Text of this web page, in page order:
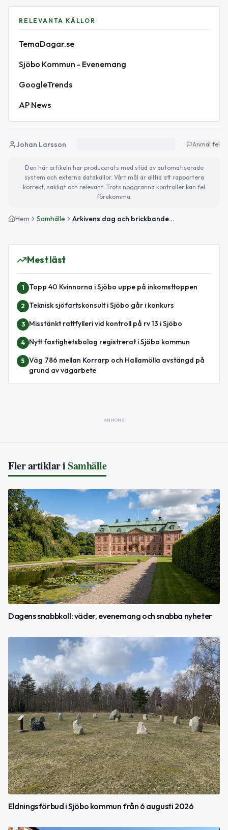
RELEVANTA KÄLLOR
TemaDagar.se
Sjöbo Kommun - Evenemang
GoogleTrends
AP News
Johan Larsson Anmäl fel
Den här artikeln har producerats med stöd av automatiserade
system och externa datakällor. Vårt mål är alltid att rapportera
korrekt, sakligt och relevant. Trots noggranna kontroller kan fel
förekomma.
Hem Samhälle Arkivens dag och brickbandens kulturarv uppmärksammas
Mest läst
1 Topp 40 Kvinnorna i Sjöbo uppe på inkomsttoppen
2 Teknisk sjöfartskonsult i Sjöbo går i konkurs
3 Misstänkt rattfylleri vid kontroll på rv 13 i Sjöbo
4 Nytt fastighetsbolag registrerat i Sjöbo kommun
5 Väg 786 mellan Korrarp och Hallamölla avstängd på
grund av vägarbete
ANNONS
Fler artiklar iSamhälle
Dagens snabbkoll: väder, evenemang och snabba nyheter
Eldningsförbud i Sjöbo kommun från 6 augusti 2026